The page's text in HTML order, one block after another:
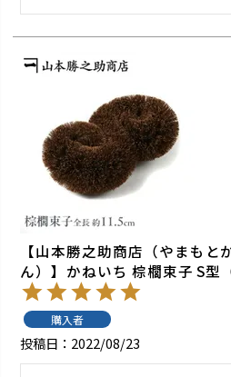
【山本勝之助商店（やまもと
ん）】かねいち 棕櫚束子 S型
購入者
投稿日 2022/08/23